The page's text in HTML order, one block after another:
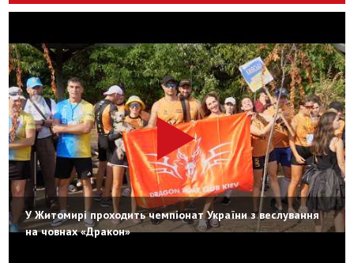
У Житомирі проходить чемпіонат України з веслування
на човнах «Дракон»